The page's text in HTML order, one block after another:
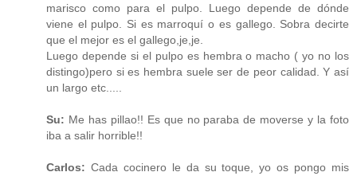
marisco como para el pulpo. Luego depende de dónde
viene el pulpo. Si es marroquí o es gallego. Sobra decirte
que el mejor es el gallego,je,je.
Luego depende si el pulpo es hembra o macho ( yo no los
distingo)pero si es hembra suele ser de peor calidad. Y así
un largo etc.....
Su: Me has pillao!! Es que no paraba de moverse y la foto
iba a salir horrible!!
Carlos: Cada cocinero le da su toque, yo os pongo mis